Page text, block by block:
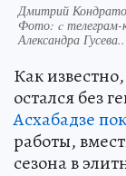
Дмитрий
Фото: c
Александра Гусева..
Как
остался без
Асхабадзе
работы,
сезона в